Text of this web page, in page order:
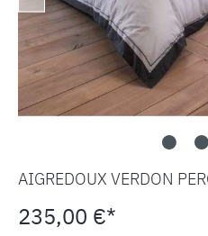
AIGREDOUX VERDON
235,00 €*